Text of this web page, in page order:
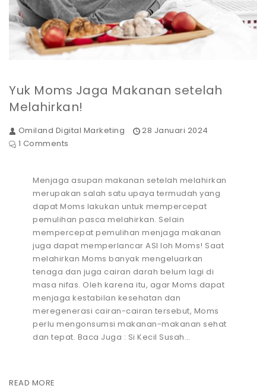
Yuk Moms Jaga Makanan setelah
Melahirkan!
Omiland Digital Marketing
28 Januari 2024
1 Comments
Menjaga asupan makanan setelah melahirkan
merupakan salah satu upaya termudah yang
dapat Moms lakukan untuk mempercepat
pemulihan pasca melahirkan. Selain
mempercepat pemulihan menjaga makanan
juga dapat memperlancar ASI loh Moms! Saat
melahirkan Moms banyak mengeluarkan
tenaga dan juga cairan darah belum lagi di
masa nifas. Oleh karena itu, agar Moms dapat
menjaga kestabilan kesehatan dan
meregenerasi cairan-cairan tersebut, Moms
perlu mengonsumsi makanan-makanan sehat
dan tepat. Baca Juga : Si Kecil Susah…
READ MORE